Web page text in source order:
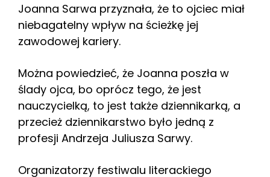
Joanna Sarwa przyznała, że to ojciec miał
niebagatelny wpływ na ścieżkę jej
zawodowej kariery.
Można powiedzieć, że Joanna poszła w
ślady ojca, bo oprócz tego, że jest
nauczycielką, to jest także dziennikarką, a
przecież dziennikarstwo było jedną z
profesji Andrzeja Juliusza Sarwy.
Organizatorzy festiwalu literackiego